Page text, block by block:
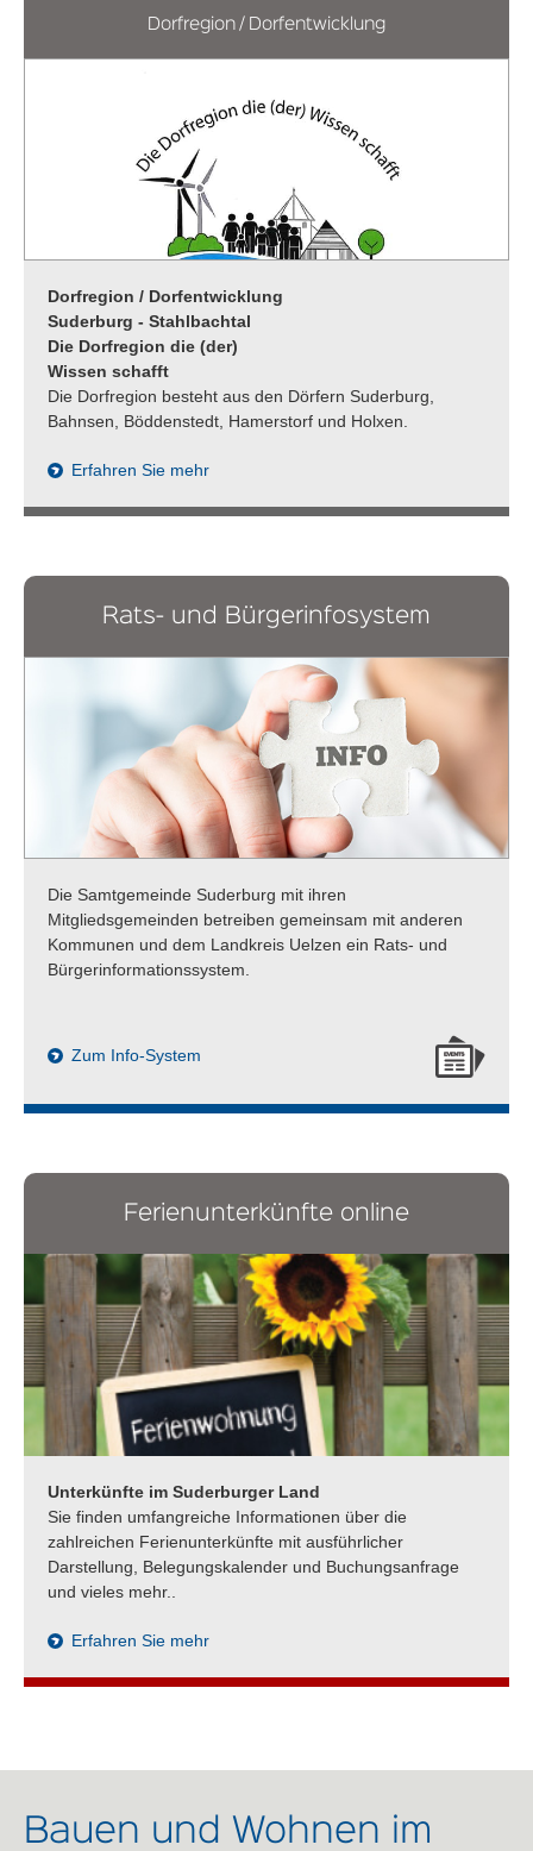
Dorfregion / Dorfentwicklung
Dorfregion / Dorfentwicklung
Suderburg - Stahlbachtal
Die Dorfregion die (der)
Wissen schafft
Die Dorfregion besteht aus den Dörfern Suderburg,
Bahnsen, Böddenstedt, Hamerstorf und Holxen.
Erfahren Sie mehr
Rats- und Bürgerinfosystem
Die Samtgemeinde Suderburg mit ihren
Mitgliedsgemeinden betreiben gemeinsam mit anderen
Kommunen und dem Landkreis Uelzen ein Rats- und
Bürgerinformationssystem.
Zum Info-System
Ferienunterkünfte online
Unterkünfte im Suderburger Land
Sie finden umfangreiche Informationen über die
zahlreichen Ferienunterkünfte mit ausführlicher
Darstellung, Belegungskalender und Buchungsanfrage
und vieles mehr..
Erfahren Sie mehr
Bauen und Wohnen im